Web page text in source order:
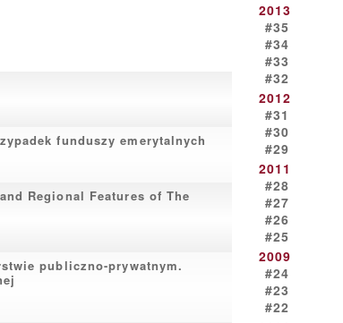
funduszy emerytalnych
Regional Features of The
publiczno-prywatnym.
2013
#35
#34
#33
#32
2012
#31
#30
#29
2011
#28
#27
#26
#25
2009
#24
#23
#22